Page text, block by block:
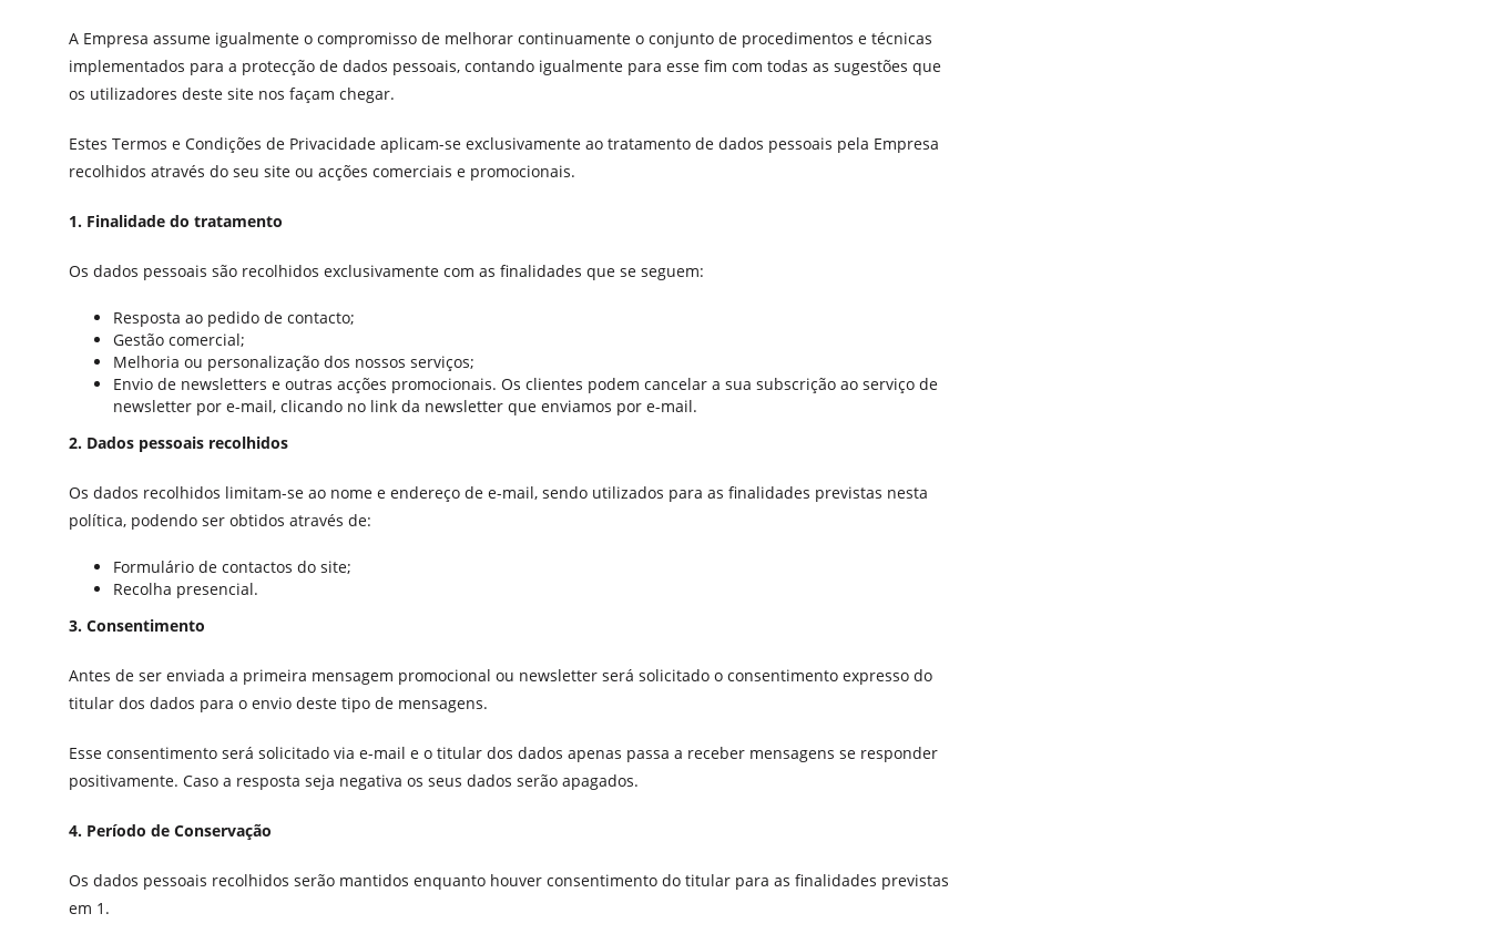
A Empresa assume igualmente o compromisso de melhorar continuamente o conjunto de procedimentos e técnicas
implementados para a protecção de dados pessoais, contando igualmente para esse fim com todas as sugestões que
os utilizadores deste site nos façam chegar.
Estes Termos e Condições de Privacidade aplicam-se exclusivamente ao tratamento de dados pessoais pela Empresa
recolhidos através do seu site ou acções comerciais e promocionais.
1. Finalidade do tratamento
Os dados pessoais são recolhidos exclusivamente com as finalidades que se seguem:
Resposta ao pedido de contacto;
Gestão comercial;
Melhoria ou personalização dos nossos serviços;
Envio de newsletters e outras acções promocionais. Os clientes podem cancelar a sua subscrição ao serviço de
newsletter por e-mail, clicando no link da newsletter que enviamos por e-mail.
2. Dados pessoais recolhidos
Os dados recolhidos limitam-se ao nome e endereço de e-mail, sendo utilizados para as finalidades previstas nesta
política, podendo ser obtidos através de:
Formulário de contactos do site;
Recolha presencial.
3. Consentimento
Antes de ser enviada a primeira mensagem promocional ou newsletter será solicitado o consentimento expresso do
titular dos dados para o envio deste tipo de mensagens.
Esse consentimento será solicitado via e-mail e o titular dos dados apenas passa a receber mensagens se responder
positivamente. Caso a resposta seja negativa os seus dados serão apagados.
4. Período de Conservação
Os dados pessoais recolhidos serão mantidos enquanto houver consentimento do titular para as finalidades previstas
em 1.